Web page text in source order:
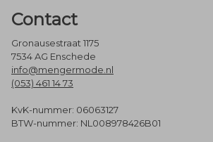
Contact
Gronausestraat 1175
7534 AG Enschede
info@mengermode.nl
(053) 461 14 73
KvK-nummer: 06063127
BTW-nummer: NL008978426B01